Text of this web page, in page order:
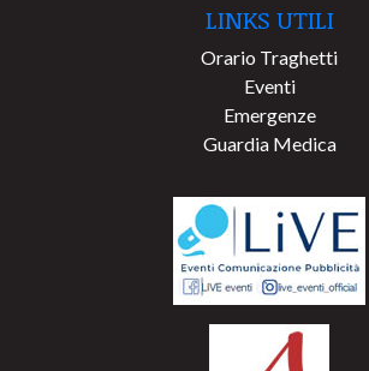
LINKS UTILI
Orario Traghetti
Eventi
Emergenze
Guardia Medica